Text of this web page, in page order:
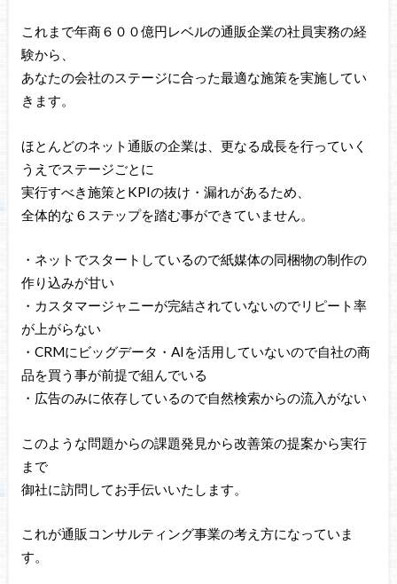
これまで年商６００億円レベルの通販企業の社員実務の経
験から、
あなたの会社のステージに合った最適な施策を実施してい
きます。
ほとんどのネット通販の企業は、更なる成長を行っていく
うえでステージごとに
実行すべき施策とKPIの抜け・漏れがあるため、
全体的な６ステップを踏む事ができていません。
・ネットでスタートしているので紙媒体の同梱物の制作の
作り込みが甘い
・カスタマージャニーが完結されていないのでリピート率
が上がらない
・CRMにビッグデータ・AIを活用していないので自社の商
品を買う事が前提で組んでいる
・広告のみに依存しているので自然検索からの流入がない
このような問題からの課題発見から改善策の提案から実行
まで
御社に訪問してお手伝いいたします。
これが通販コンサルティング事業の考え方になっていま
す。